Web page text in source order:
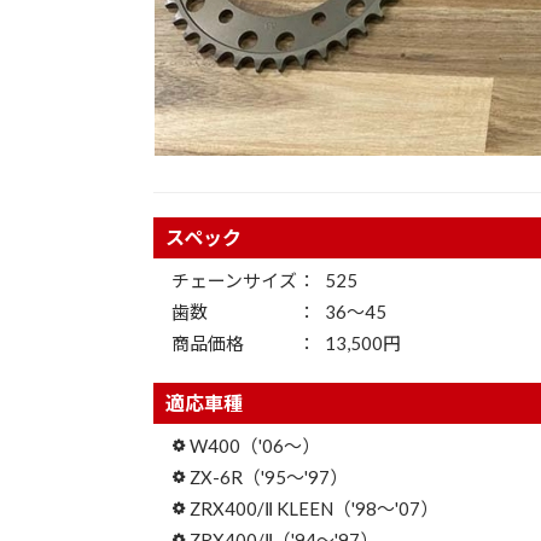
スペック
チェーンサイズ
525
歯数
36～45
商品価格
13,500円
適応車種
W400（'06～）
ZX-6R（'95～'97）
ZRX400/Ⅱ KLEEN（'98～'07）